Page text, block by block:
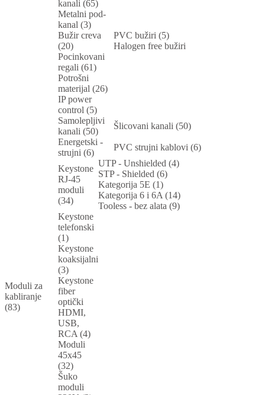
kanali (65)
Metalni pod-
kanal (3)
Bužir creva
(20)
PVC bužiri (5)
Halogen free bužiri
Pocinkovani
regali (61)
Potrošni
materijal (26)
IP power
control (5)
Samolepljivi
kanali (50)
Šlicovani kanali (50)
Energetski -
strujni (6)
PVC strujni kablovi (6)
Moduli za
kabliranje
(83)
Keystone
RJ-45
moduli
(34)
UTP - Unshielded (4)
STP - Shielded (6)
Kategorija 5E (1)
Kategorija 6 i 6A (14)
Tooless - bez alata (9)
Keystone
telefonski
(1)
Keystone
koaksijalni
(3)
Keystone
fiber
optički
HDMI,
USB,
RCA (4)
Moduli
45x45
(32)
Šuko
moduli